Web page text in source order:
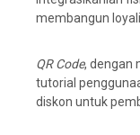
membangun
QR Code, dengan
tutorial
diskon untuk